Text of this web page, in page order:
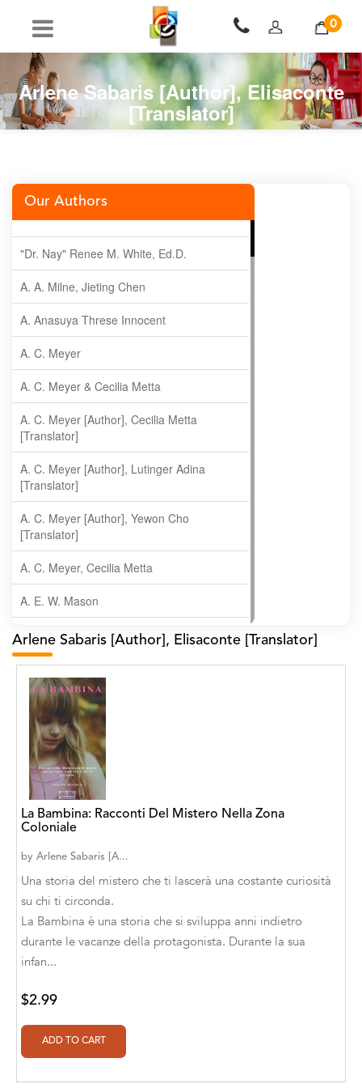
0
Arlene Sabaris [Author], Elisaconte
[Translator]
Our Authors
"Dr. Nay" Renee M. White, Ed.D.
A. A. Milne, Jieting Chen
A. Anasuya Threse Innocent
A. C. Meyer
A. C. Meyer & Cecilia Metta
A. C. Meyer [Author], Cecilia Metta
[Translator]
A. C. Meyer [Author], Lutinger Adina
[Translator]
A. C. Meyer [Author], Yewon Cho
[Translator]
A. C. Meyer, Cecilia Metta
A. E. W. Mason
A. Gopala Krishna
A. Krishnamachari
A. Ramakrishnan
A. V. Chaudhari
A.A. Milne, Jieting Chen
A.C. Meyer
A.H. Benjamin
A.J. Mitar
A.J. Mitar [Author]
A.J. Mitar [Author], Aderito Francisco Huo
[Translator]
Aaron Hoffmire
Aaron, Julie Bujnowski
Arlene Sabaris [Author], Elisaconte [Translator]
La Bambina: Racconti Del Mistero Nella Zona
Coloniale
by Arlene Sabaris [A...
Una storia del mistero che ti lascerà una costante curiosità
su chi ti circonda.
La Bambina è una storia che si sviluppa anni indietro
durante le vacanze della protagonista. Durante la sua
infan...
$2.99